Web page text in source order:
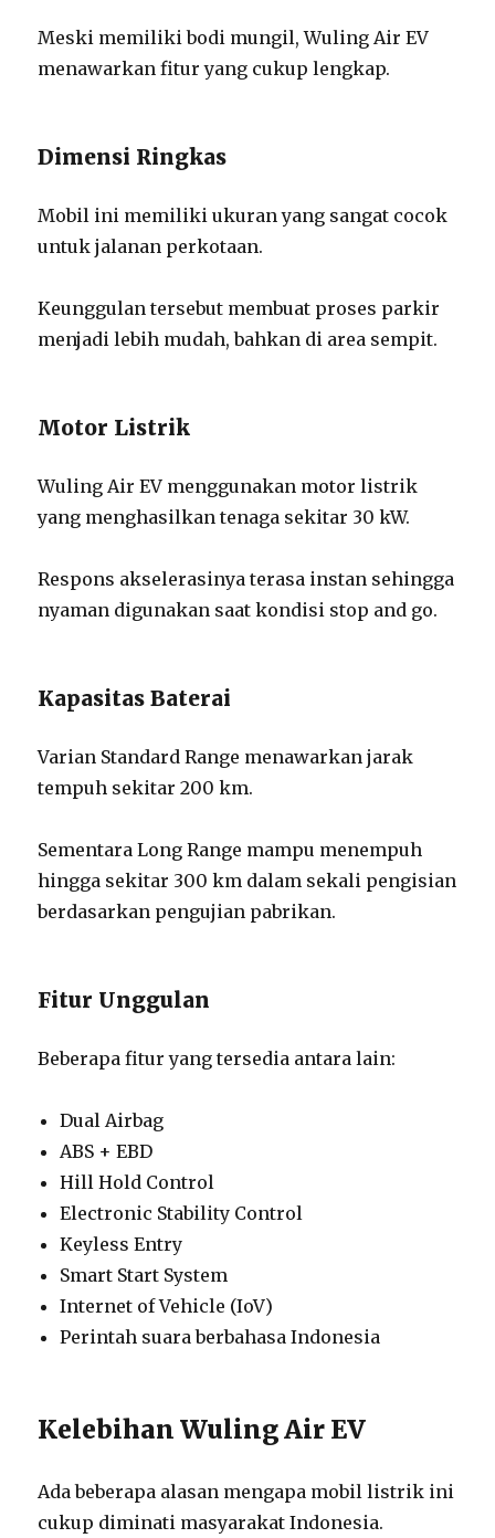
Meski memiliki bodi mungil, Wuling Air EV
menawarkan fitur yang cukup lengkap.
Dimensi Ringkas
Mobil ini memiliki ukuran yang sangat cocok
untuk jalanan perkotaan.
Keunggulan tersebut membuat proses parkir
menjadi lebih mudah, bahkan di area sempit.
Motor Listrik
Wuling Air EV menggunakan motor listrik
yang menghasilkan tenaga sekitar 30 kW.
Respons akselerasinya terasa instan sehingga
nyaman digunakan saat kondisi stop and go.
Kapasitas Baterai
Varian Standard Range menawarkan jarak
tempuh sekitar 200 km.
Sementara Long Range mampu menempuh
hingga sekitar 300 km dalam sekali pengisian
berdasarkan pengujian pabrikan.
Fitur Unggulan
Beberapa fitur yang tersedia antara lain:
Dual Airbag
ABS + EBD
Hill Hold Control
Electronic Stability Control
Keyless Entry
Smart Start System
Internet of Vehicle (IoV)
Perintah suara berbahasa Indonesia
Kelebihan Wuling Air EV
Ada beberapa alasan mengapa mobil listrik ini
cukup diminati masyarakat Indonesia.